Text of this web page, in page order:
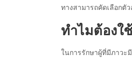
ทางสามารถคัดเลือกตั
ทำไมต้องใ
ในการรักษาผู้ที่มีภาวะ